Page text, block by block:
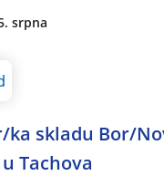
srpna
ka skladu Bor/
Tachova